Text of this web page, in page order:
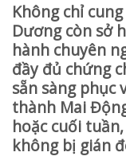
Không chỉ
Dương còn sở
hành chuyên
đầy đủ chứng
sẵn sàng phục
thành Mai
hoặc cuối
không bị gián